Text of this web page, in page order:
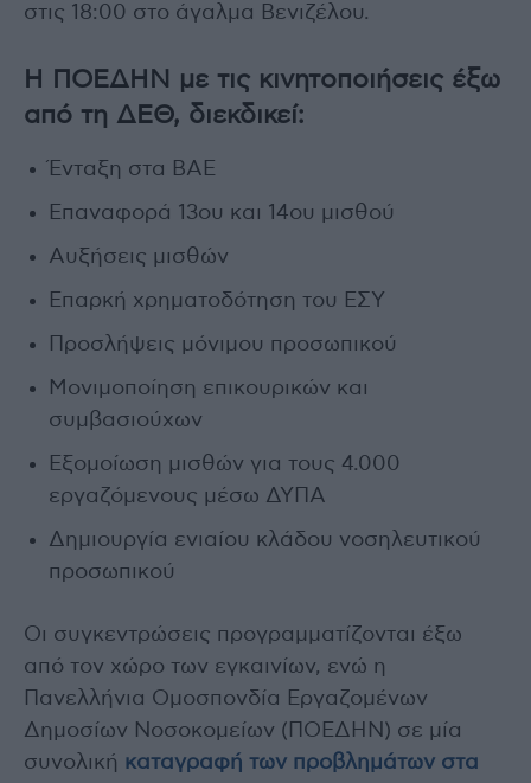
στις 18:00 στο άγαλμα Βενιζέλου.
Η ΠΟΕΔΗΝ με τις κινητοποιήσεις έξω
από τη ΔΕΘ, διεκδικεί:
Ένταξη στα ΒΑΕ
Επαναφορά 13ου και 14ου μισθού
Αυξήσεις μισθών
Επαρκή χρηματοδότηση του ΕΣΥ
Προσλήψεις μόνιμου προσωπικού
Μονιμοποίηση επικουρικών και
συμβασιούχων
Εξομοίωση μισθών για τους 4.000
εργαζόμενους μέσω ΔΥΠΑ
Δημιουργία ενιαίου κλάδου νοσηλευτικού
προσωπικού
Οι συγκεντρώσεις προγραμματίζονται έξω
από τον χώρο των εγκαινίων, ενώ η
Πανελλήνια Ομοσπονδία Εργαζομένων
Δημοσίων Νοσοκομείων (ΠΟΕΔΗΝ) σε μία
συνολική καταγραφή των προβλημάτων στα